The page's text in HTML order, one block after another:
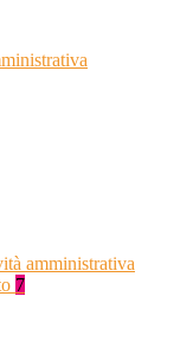
amministrativa
7